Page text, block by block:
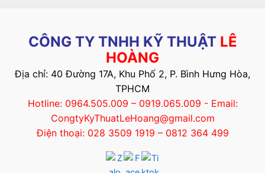
CÔNG TY TNHH KỸ THUẬT LÊ
HOÀNG
Địa chỉ: 40 Đường 17A, Khu Phố 2, P. Bình Hưng Hòa,
TPHCM
Hotline: 0964.505.009 – 0919.065.009 - Email:
CongtyKyThuatLeHoang@gmail.com
Điện thoại: 028 3509 1919 – 0812 364 499